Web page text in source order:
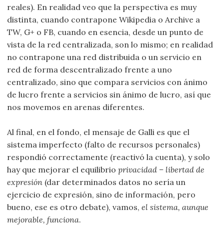
reales). En realidad veo que la perspectiva es muy
distinta, cuando contrapone Wikipedia o Archive a
TW, G+ o FB, cuando en esencia, desde un punto de
vista de la red centralizada, son lo mismo; en realidad
no contrapone una red distribuida o un servicio en
red de forma descentralizado frente a uno
centralizado, sino que compara servicios con ánimo
de lucro frente a servicios sin ánimo de lucro, así que
nos movemos en arenas diferentes.
Al final, en el fondo, el mensaje de Galli es que el
sistema imperfecto (falto de recursos personales)
respondió correctamente (reactivó la cuenta), y solo
hay que mejorar el equilibrioprivacidad – libertad de
expresión (dar determinados datos no sería un
ejercicio de expresión, sino de información, pero
bueno, ese es otro debate), vamos,el sistema, aunque
mejorable, funciona.